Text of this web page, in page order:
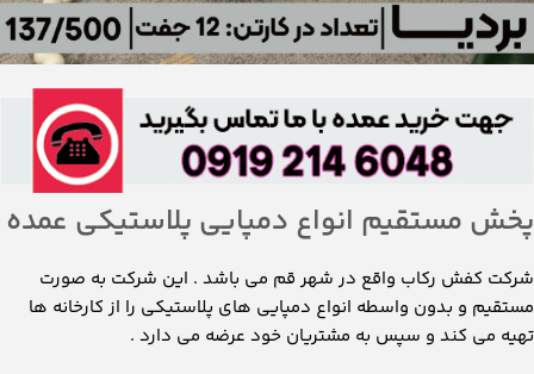
پخش مستقیم انواع دمپایی پلاستیکی عمده
شرکت کفش رکاب واقع در شهر قم می باشد . این شرکت به صورت
مستقیم و بدون واسطه انواع دمپایی های پلاستیکی را از کارخانه ها
تهیه می کند و سپس به مشتریان خود عرضه می دارد .